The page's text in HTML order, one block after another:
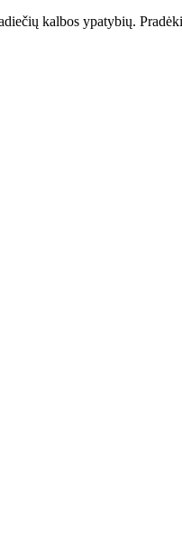
kalbos ypatybių.